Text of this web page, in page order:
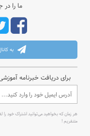
ما را
به
برای دریافت خبرنامه
هر زمان که بخواهید می‌توانید اشتراک خود را
متنفریم !